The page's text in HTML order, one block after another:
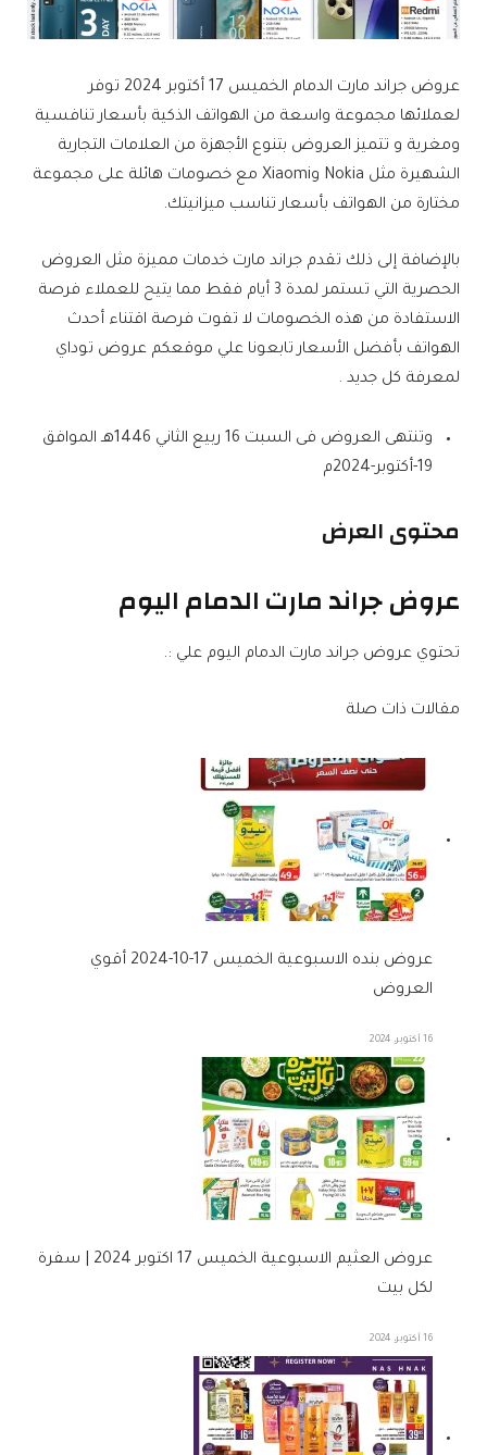
عروض جراند مارت الدمام الخميس 17 أكتوبر 2024 توفر
لعملائها مجموعة واسعة من الهواتف الذكية بأسعار تنافسية
ومغرية و تتميز العروض بتنوع الأجهزة من العلامات التجارية
الشهيرة مثل Nokia وXiaomi مع خصومات هائلة على مجموعة
مختارة من الهواتف بأسعار تناسب ميزانيتك.
بالإضافة إلى ذلك تقدم جراند مارت خدمات مميزة مثل العروض
الحصرية التي تستمر لمدة 3 أيام فقط مما يتيح للعملاء فرصة
الاستفادة من هذه الخصومات لا تفوت فرصة اقتناء أحدث
الهواتف بأفضل الأسعار تابعونا علي موقعكم عروض توداي
لمعرفة كل جديد .
وتنتهى العروض فى السبت 16 ربيع الثاني 1446هـ الموافق
19-أكتوبر-2024م
محتوى العرض
عروض جراند مارت الدمام اليوم
تحتوي عروض جراند مارت الدمام اليوم علي :.
مقالات ذات صلة
عروض بنده الاسبوعية الخميس 17-10-2024 أقوي
العروض
16 أكتوبر، 2024
عروض العثيم الاسبوعية الخميس 17 اكتوبر 2024 | سفرة
لكل بيت
16 أكتوبر، 2024